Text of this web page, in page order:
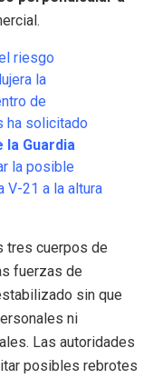
riesgo
la
de
ha solicitado
la Guardia
la posible
V-21 a la altura
tres cuerpos de
fuerzas de
sin que
ni
Las autoridades
posibles rebrotes